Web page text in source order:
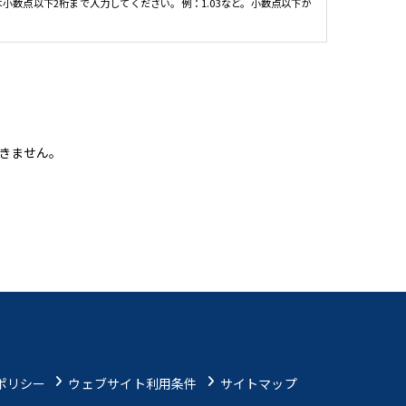
せん。
リシー ウェブサイト利用条件 サイトマップ